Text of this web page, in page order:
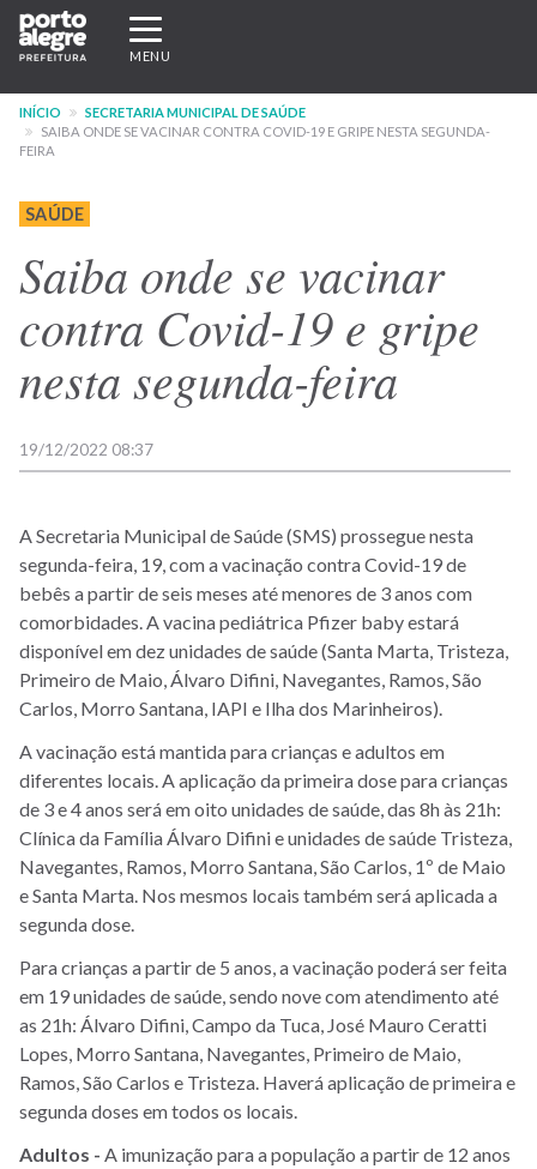
Pular
para
conteúdo
principal
Expandir/recolher
navegação
MENU
INÍCIO
SECRETARIA MUNICIPAL DE SAÚDE
SAIBA ONDE SE VACINAR CONTRA COVID-19 E GRIPE NESTA SEGUNDA-
FEIRA
SAÚDE
Saiba onde se vacinar
contra Covid-19 e gripe
nesta segunda-feira
19/12/2022 08:37
A Secretaria Municipal de Saúde (SMS) prossegue nesta
segunda-feira, 19, com a vacinação contra Covid-19 de
bebês a partir de seis meses até menores de 3 anos com
comorbidades. A vacina pediátrica Pfizer baby estará
disponível em dez unidades de saúde (Santa Marta, Tristeza,
Primeiro de Maio, Álvaro Difini, Navegantes, Ramos, São
Carlos, Morro Santana, IAPI e Ilha dos Marinheiros).
A vacinação está mantida para crianças e adultos em
diferentes locais. A aplicação da primeira dose para crianças
de 3 e 4 anos será em oito unidades de saúde, das 8h às 21h:
Clínica da Família Álvaro Difini e unidades de saúde Tristeza,
Navegantes, Ramos, Morro Santana, São Carlos, 1º de Maio
e Santa Marta. Nos mesmos locais também será aplicada a
segunda dose.
Para crianças a partir de 5 anos, a vacinação poderá ser feita
em 19 unidades de saúde, sendo nove com atendimento até
as 21h: Álvaro Difini, Campo da Tuca, José Mauro Ceratti
Lopes, Morro Santana, Navegantes, Primeiro de Maio,
Ramos, São Carlos e Tristeza. Haverá aplicação de primeira e
segunda doses em todos os locais.
Adultos - A imunização para a população a partir de 12 anos